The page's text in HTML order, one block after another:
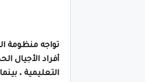
تواجه منظومة
أفراد الأجيال
التعليمية ،